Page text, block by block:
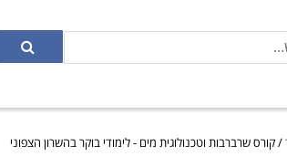
/קורס שרברבות וטכנולוגית מים - לימודי בוקר בהשרון הצפוני